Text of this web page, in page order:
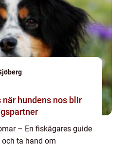
– En fiskägares guide
ta hand om